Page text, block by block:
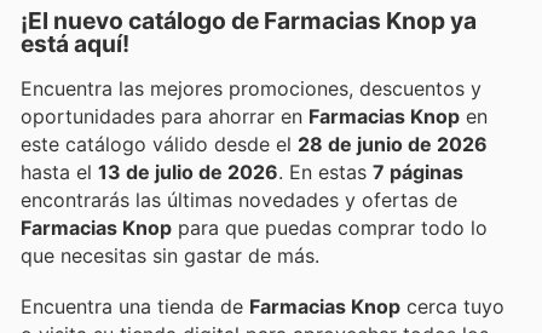
¡El nuevo catálogo de Farmacias Knopya
está aquí!
Encuentra las mejores promociones, descuentos y
oportunidades para ahorrar en Farmacias Knop en
este catálogo válido desde el 28 de junio de 2026
hasta el 13 de julio de 2026 . En estas 7 páginas
encontrarás las últimas novedades y ofertas de
Farmacias Knop para que puedas comprar todo lo
que necesitas sin gastar de más.
Encuentra una tienda de Farmacias Knop cerca tuyo